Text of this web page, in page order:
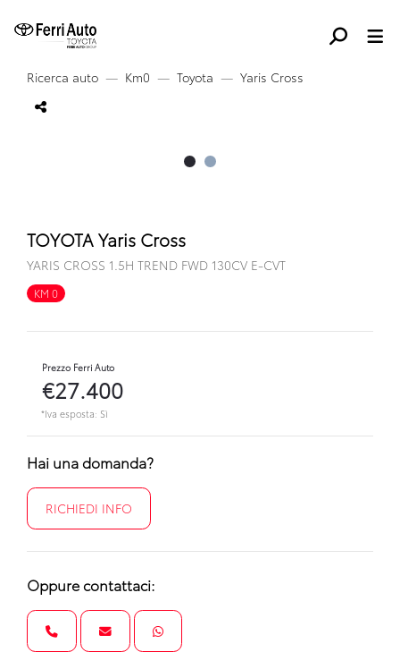
Ricerca auto Km0 Toyota Yaris Cross
TOYOTA Yaris Cross
YARIS CROSS 1.5H TREND FWD 130CV E-CVT
KM 0
Prezzo Ferri Auto
€27.400
*Iva esposta: Sì
Hai una domanda?
RICHIEDI INFO
Oppure contattaci: